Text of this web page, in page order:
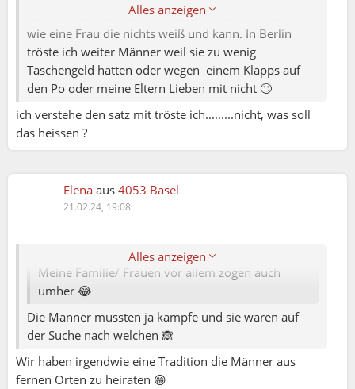
Alles anzeigen
Geschichten vermuten, da ich nicht so wirke. Eher
wie eine Frau die nichts weiß und kann. In Berlin
tröste ich weiter Männer weil sie zu wenig
Taschengeld hatten oder wegen einem Klapps auf
den Po oder meine Eltern Lieben mit nicht 🙄
ich verstehe den satz mit tröste ich.........nicht, was soll
das heissen ?
Elena aus 4053 Basel
21.02.24, 19:08
Alles anzeigen
Meine Familie/ Frauen vor allem zogen auch
umher 😂
Die Männer mussten ja kämpfe und sie waren auf
der Suche nach welchen 🙈
Wir haben irgendwie eine Tradition die Männer aus
fernen Orten zu heiraten 😁